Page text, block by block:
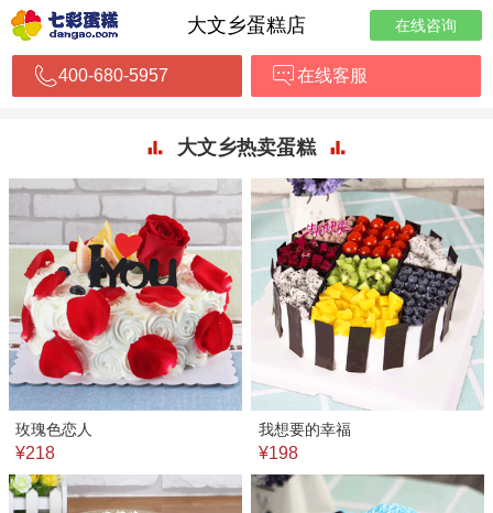
大文乡蛋糕店 在线咨询
400-680-5957 在线客服
大文乡热卖蛋糕
玫瑰色恋人
¥218
我想要的幸福
¥198